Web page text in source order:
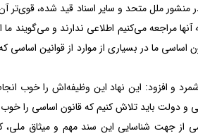
ملل متحد و سایر اسناد قید شده، قوی‌تر آن
آنها مراجعه می‌کنیم اطلاعی ندارند و می‌گویند ما
ما در بسیاری از موارد از قوانین اساسی
و افزود: این نهاد این وظیفه‌اش را خوب
دولت باید تلاش کنیم که قانون اساسی را خوب
از جهت شناسایی این سند مهم و میثاق ملی،